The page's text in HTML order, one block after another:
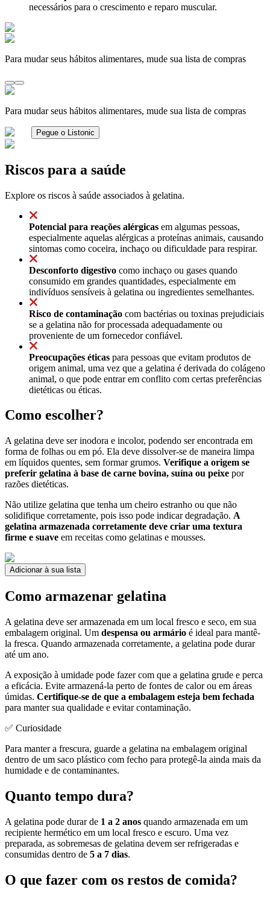
necessários para o crescimento e reparo muscular.
Para mudar seus hábitos alimentares, mude sua lista de compras
Para mudar seus hábitos alimentares, mude sua lista de compras
Pegue o Listonic
Riscos para a saúde
Explore os riscos à saúde associados à gelatina.
Potencial para reações alérgicas em algumas pessoas,
especialmente aquelas alérgicas a proteínas animais, causando
sintomas como coceira, inchaço ou dificuldade para respirar.
Desconforto digestivo como inchaço ou gases quando
consumido em grandes quantidades, especialmente em
indivíduos sensíveis à gelatina ou ingredientes semelhantes.
Risco de contaminação com bactérias ou toxinas prejudiciais
se a gelatina não for processada adequadamente ou
proveniente de um fornecedor confiável.
Preocupações éticas para pessoas que evitam produtos de
origem animal, uma vez que a gelatina é derivada do colágeno
animal, o que pode entrar em conflito com certas preferências
dietéticas ou éticas.
Como escolher?
A gelatina deve ser inodora e incolor, podendo ser encontrada em
forma de folhas ou em pó. Ela deve dissolver-se de maneira limpa
em líquidos quentes, sem formar grumos. Verifique a origem se
preferir gelatina à base de carne bovina, suína ou peixe por
razões dietéticas.
Não utilize gelatina que tenha um cheiro estranho ou que não
solidifique corretamente, pois isso pode indicar degradação. A
gelatina armazenada corretamente deve criar uma textura
firme e suave em receitas como gelatinas e mousses.
Adicionar à sua lista
Como armazenar gelatina
A gelatina deve ser armazenada em um local fresco e seco, em sua
embalagem original. Um despensa ou armário é ideal para mantê-
la fresca. Quando armazenada corretamente, a gelatina pode durar
até um ano.
A exposição à umidade pode fazer com que a gelatina grude e perca
a eficácia. Evite armazená-la perto de fontes de calor ou em áreas
úmidas. Certifique-se de que a embalagem esteja bem fechada
para manter sua qualidade e evitar contaminação.
✅ Curiosidade
Para manter a frescura, guarde a gelatina na embalagem original
dentro de um saco plástico com fecho para protegê-la ainda mais da
humidade e de contaminantes.
Quanto tempo dura?
A gelatina pode durar de 1 a 2 anos quando armazenada em um
recipiente hermético em um local fresco e escuro. Uma vez
preparada, as sobremesas de gelatina devem ser refrigeradas e
consumidas dentro de 5 a 7 dias.
O que fazer com os restos de comida?